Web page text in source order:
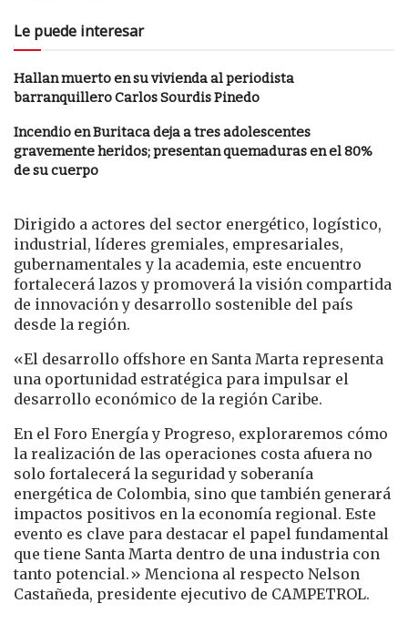
Le puede interesar
Hallan muerto en su vivienda al periodista
barranquillero Carlos Sourdis Pinedo
Incendio en Buritaca deja a tres adolescentes
gravemente heridos; presentan quemaduras en el 80%
de su cuerpo
Dirigido a actores del sector energético, logístico,
industrial, líderes gremiales, empresariales,
gubernamentales y la academia, este encuentro
fortalecerá lazos y promoverá la visión compartida
de innovación y desarrollo sostenible del país
desde la región.
«El desarrollo offshore en Santa Marta representa
una oportunidad estratégica para impulsar el
desarrollo económico de la región Caribe.
En el Foro Energía y Progreso, exploraremos cómo
la realización de las operaciones costa afuera no
solo fortalecerá la seguridad y soberanía
energética de Colombia, sino que también generará
impactos positivos en la economía regional. Este
evento es clave para destacar el papel fundamental
que tiene Santa Marta dentro de una industria con
tanto potencial.» Menciona al respecto Nelson
Castañeda, presidente ejecutivo de CAMPETROL.